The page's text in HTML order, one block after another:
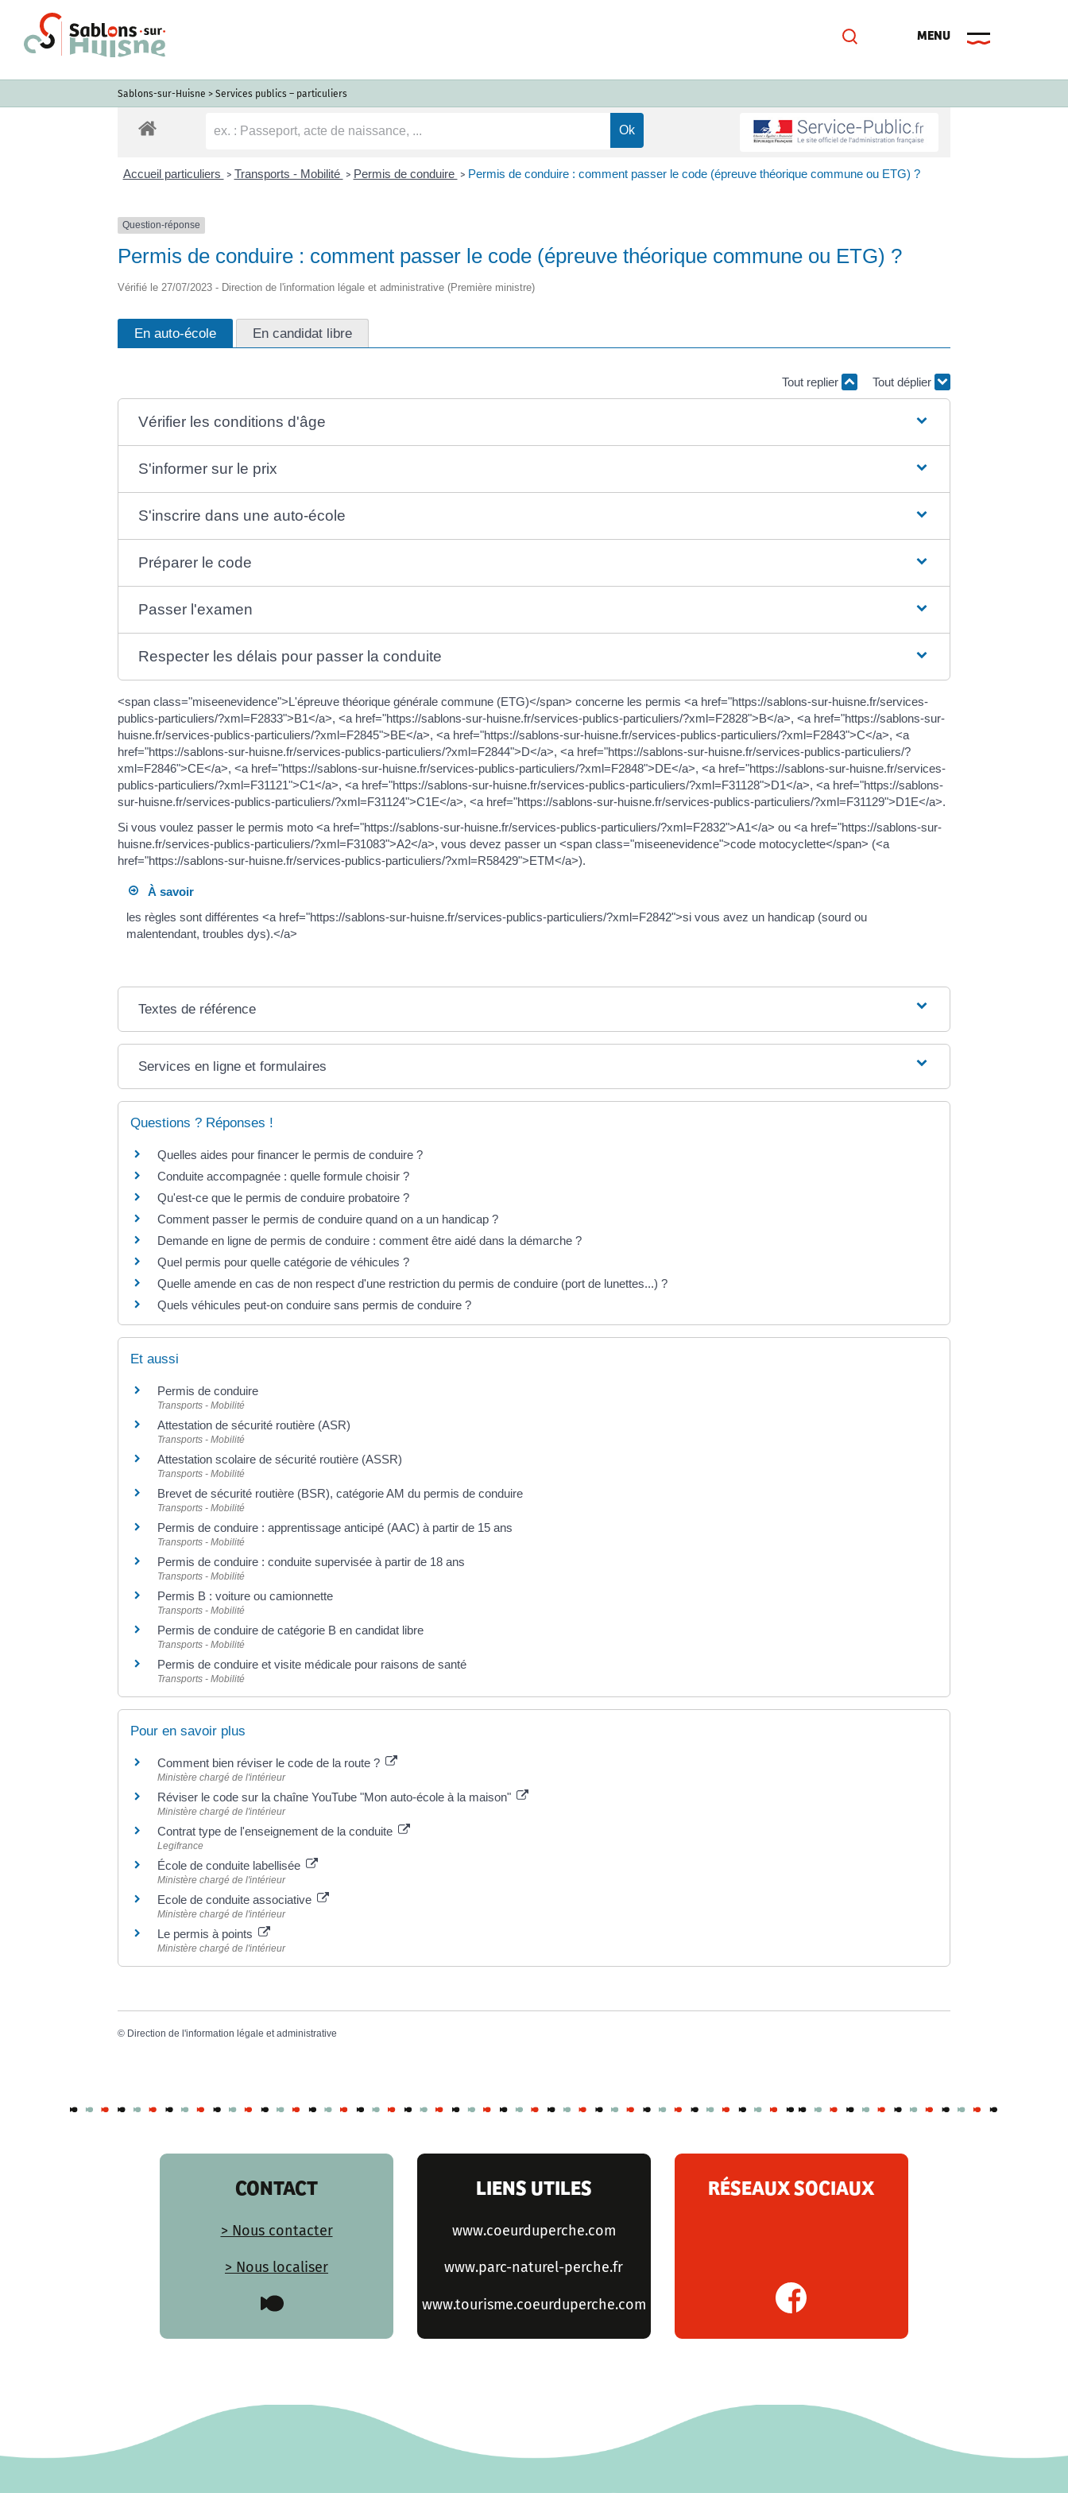
Sablons-sur-Huisne > Services publics – particuliers
Accueil particuliers > Transports - Mobilité > Permis de conduire > Permis de conduire : comment passer le code (épreuve théorique commune ou ETG) ?
Question-réponse
Permis de conduire : comment passer le code (épreuve théorique commune ou ETG) ?
Vérifié le 27/07/2023 - Direction de l'information légale et administrative (Première ministre)
En auto-école En candidat libre
Tout replier Tout déplier
Vérifier les conditions d'âge
S'informer sur le prix
S'inscrire dans une auto-école
Préparer le code
Passer l'examen
Respecter les délais pour passer la conduite
<span class="miseenevidence">L'épreuve théorique générale commune (ETG)</span> concerne les permis <a href="https://sablons-sur-huisne.fr/services-
publics-particuliers/?xml=F2833">B1</a>, <a href="https://sablons-sur-huisne.fr/services-publics-particuliers/?xml=F2828">B</a>, <a href="https://sablons-sur-
huisne.fr/services-publics-particuliers/?xml=F2845">BE</a>, <a href="https://sablons-sur-huisne.fr/services-publics-particuliers/?xml=F2843">C</a>, <a
href="https://sablons-sur-huisne.fr/services-publics-particuliers/?xml=F2844">D</a>, <a href="https://sablons-sur-huisne.fr/services-publics-particuliers/?
xml=F2846">CE</a>, <a href="https://sablons-sur-huisne.fr/services-publics-particuliers/?xml=F2848">DE</a>, <a href="https://sablons-sur-huisne.fr/services-
publics-particuliers/?xml=F31121">C1</a>, <a href="https://sablons-sur-huisne.fr/services-publics-particuliers/?xml=F31128">D1</a>, <a href="https://sablons-
sur-huisne.fr/services-publics-particuliers/?xml=F31124">C1E</a>, <a href="https://sablons-sur-huisne.fr/services-publics-particuliers/?xml=F31129">D1E</a>.
Si vous voulez passer le permis moto <a href="https://sablons-sur-huisne.fr/services-publics-particuliers/?xml=F2832">A1</a> ou <a href="https://sablons-sur-
huisne.fr/services-publics-particuliers/?xml=F31083">A2</a>, vous devez passer un <span class="miseenevidence">code motocyclette</span> (<a
href="https://sablons-sur-huisne.fr/services-publics-particuliers/?xml=R58429">ETM</a>).
À savoir
les règles sont différentes <a href="https://sablons-sur-huisne.fr/services-publics-particuliers/?xml=F2842">si vous avez un handicap (sourd ou
malentendant, troubles dys).</a>
Textes de référence
Services en ligne et formulaires
Questions ? Réponses !
Quelles aides pour financer le permis de conduire ?
Conduite accompagnée : quelle formule choisir ?
Qu'est-ce que le permis de conduire probatoire ?
Comment passer le permis de conduire quand on a un handicap ?
Demande en ligne de permis de conduire : comment être aidé dans la démarche ?
Quel permis pour quelle catégorie de véhicules ?
Quelle amende en cas de non respect d'une restriction du permis de conduire (port de lunettes...) ?
Quels véhicules peut-on conduire sans permis de conduire ?
Et aussi
Permis de conduire
Transports - Mobilité
Attestation de sécurité routière (ASR)
Transports - Mobilité
Attestation scolaire de sécurité routière (ASSR)
Transports - Mobilité
Brevet de sécurité routière (BSR), catégorie AM du permis de conduire
Transports - Mobilité
Permis de conduire : apprentissage anticipé (AAC) à partir de 15 ans
Transports - Mobilité
Permis de conduire : conduite supervisée à partir de 18 ans
Transports - Mobilité
Permis B : voiture ou camionnette
Transports - Mobilité
Permis de conduire de catégorie B en candidat libre
Transports - Mobilité
Permis de conduire et visite médicale pour raisons de santé
Transports - Mobilité
Pour en savoir plus
Comment bien réviser le code de la route ?
Ministère chargé de l'intérieur
Réviser le code sur la chaîne YouTube "Mon auto-école à la maison"
Ministère chargé de l'intérieur
Contrat type de l'enseignement de la conduite
Legifrance
École de conduite labellisée
Ministère chargé de l'intérieur
Ecole de conduite associative
Ministère chargé de l'intérieur
Le permis à points
Ministère chargé de l'intérieur
© Direction de l'information légale et administrative
CONTACT
> Nous contacter
> Nous localiser
LIENS UTILES
www.coeurduperche.com
www.parc-naturel-perche.fr
www.tourisme.coeurduperche.com
RÉSEAUX SOCIAUX